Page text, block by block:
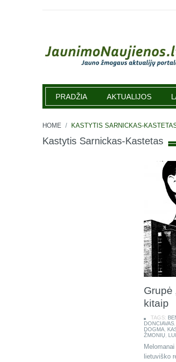
PRADŽIA AKTUALIJOS
HOME / KASTYTIS SARNICKAS-
Kastytis Sarnickas-Kastetas
Grupė
kitaip
TAGS:
DONCIAVAS,
DOGMA,
ŽMONIŲ
lietuviško